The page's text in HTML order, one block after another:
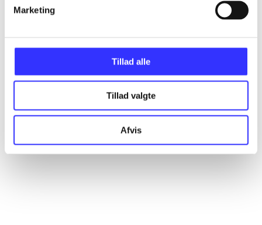
Marketing
Tillad alle
Tillad valgte
Afvis
Artikler